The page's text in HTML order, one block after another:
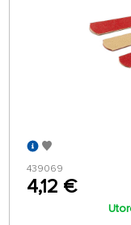
439069
4,12 €